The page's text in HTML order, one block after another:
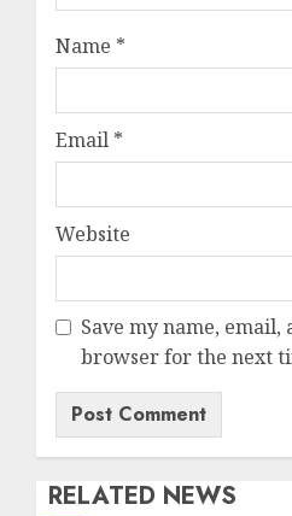
Name *
Email *
Website
Save my name,
browser for the next
RELATED NEWS